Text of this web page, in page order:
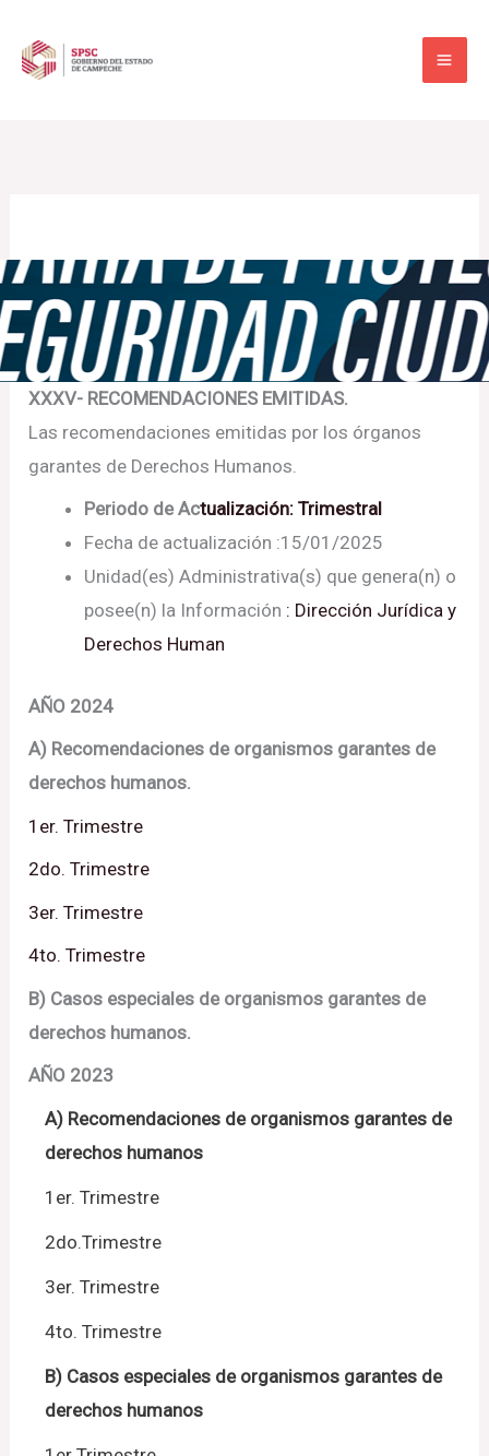
contenido
XXXV- RECOMENDACIONES EMITIDAS.
Las recomendaciones emitidas por los órganos
garantes de Derechos Humanos.
Periodo de Actualización: Trimestral
Fecha de actualización :15/01/2025
Unidad(es) Administrativa(s) que genera(n) o
posee(n) la Información : Dirección Jurídica y
Derechos Human
AÑO 2024
A) Recomendaciones de organismos garantes de
derechos humanos.
1er. Trimestre
2do. Trimestre
3er. Trimestre
4to. Trimestre
B) Casos especiales de organismos garantes de
derechos humanos.
AÑO 2023
A) Recomendaciones de organismos garantes de
derechos humanos
1er. Trimestre
2do.Trimestre
3er. Trimestre
4to. Trimestre
B) Casos especiales de organismos garantes de
derechos humanos